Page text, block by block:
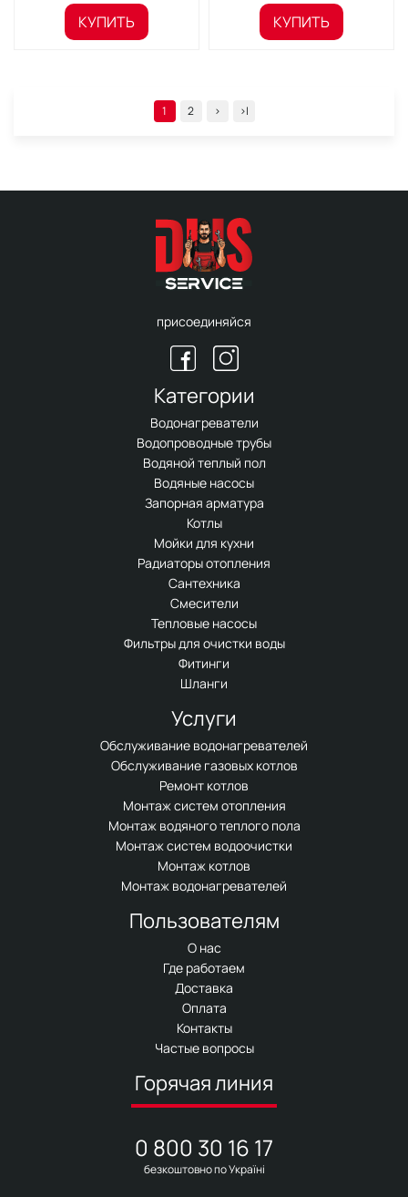
КУПИТЬ КУПИТЬ
1 2 > >|
присоединяйся
Категории
Водонагреватели
Водопроводные трубы
Водяной теплый пол
Водяные насосы
Запорная арматура
Котлы
Мойки для кухни
Радиаторы отопления
Сантехника
Смесители
Тепловые насосы
Фильтры для очистки воды
Фитинги
Шланги
Услуги
Обслуживание водонагревателей
Обслуживание газовых котлов
Ремонт котлов
Монтаж систем отопления
Монтаж водяного теплого пола
Монтаж систем водоочистки
Монтаж котлов
Монтаж водонагревателей
Пользователям
О нас
Где работаем
Доставка
Оплата
Контакты
Частые вопросы
Горячая линия
0 800 30 16 17
безкоштовно по Україні